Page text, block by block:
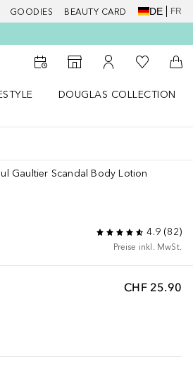
GOODIES BEAUTY CARD DE FR
Zum Storefinder
Zu Meinem
Zu Meiner
DOUGLAS COLLECTION
Gaultier Scandal Body Lotion
4.9(82)
Preise inkl. MwSt.
CHF 25.90